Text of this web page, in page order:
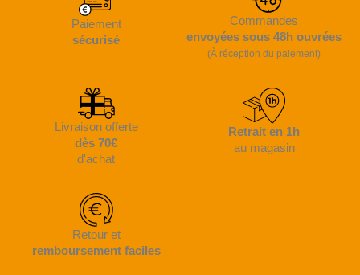
Paiement
sécurisé
Commandes
envoyées sous 48h ouvrées
(À réception du paiement)
Livraison offerte
dès 70€
d'achat
Retrait en 1h
au magasin
Retour et
remboursement faciles